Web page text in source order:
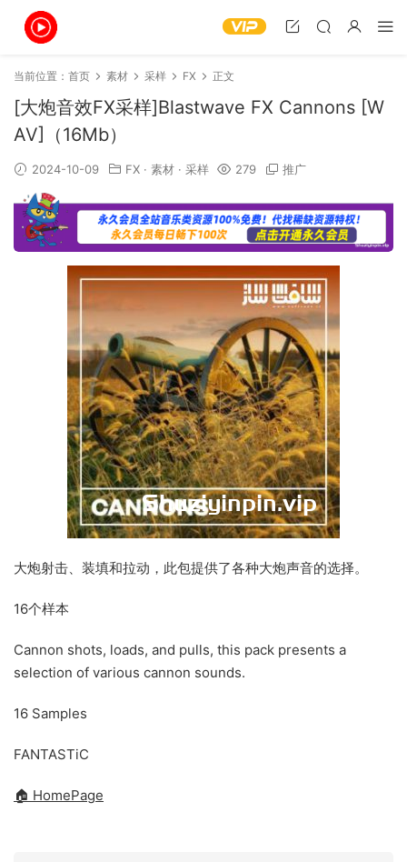
当前位置： 首页 素材 采样 FX 正文
[大炮音效FX采样]Blastwave FX Cannons [W
AV]（16Mb）
2024-10-09 FX · 素材 · 采样 279 推广
大炮射击、装填和拉动，此包提供了各种大炮声音的选择。
16个样本
Cannon shots, loads, and pulls, this pack presents a
selection of various cannon sounds.
16 Samples
FANTASTiC
🏠 HomePage